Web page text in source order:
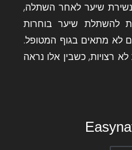
שיער לאחר השתלה,
להשתלת שיער בוחרות
לא מתאים בגוף המטופל.
רצויות, כשבין אלו נראה